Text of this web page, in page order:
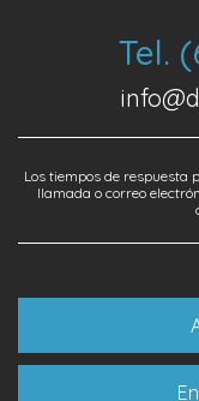
Tel.
Los tiempos de respuesta
llamada o correo